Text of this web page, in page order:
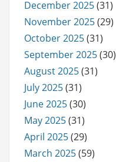
December 2025(31)
November 2025(29)
October 2025(31)
September 2025(30)
August 2025(31)
July 2025(31)
June 2025(30)
May 2025(31)
April 2025(29)
March 2025(59)